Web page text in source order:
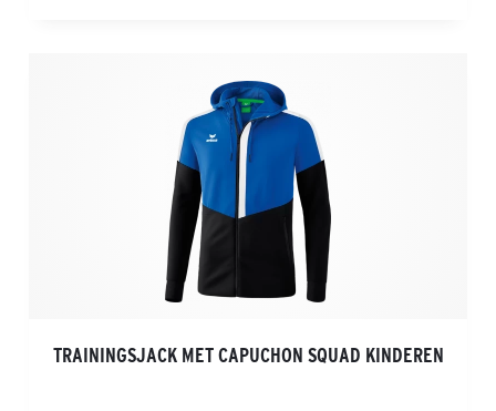
TRAININGSJACK MET CAPUCHON SQUAD KINDEREN